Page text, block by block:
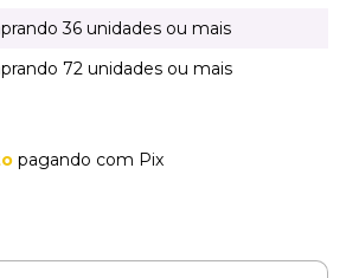
36 unidades ou mais
72 unidades ou mais
pagando com Pix